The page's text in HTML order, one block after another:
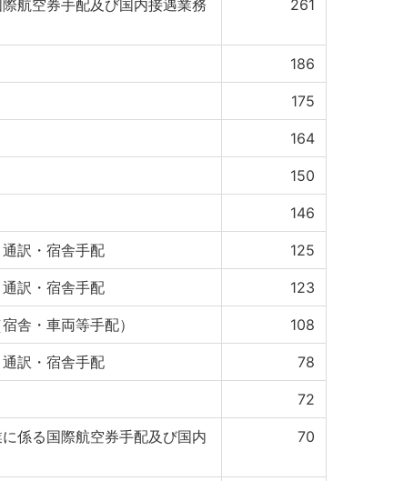
航空券手配及び国内接遇業務
261
186
175
164
150
146
訳・宿舎手配 125
訳・宿舎手配 123
舎・車両等手配） 108
訳・宿舎手配 78
72
係る国際航空券手配及び国内
70